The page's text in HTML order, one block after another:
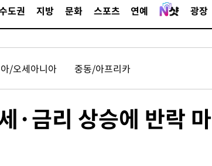
도권 지방 문화 스포츠 연예 광장
/오세아니아 중동/아프리카
·금리 상승에 반락 마